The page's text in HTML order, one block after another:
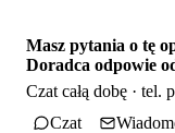
Masz pytania o tę
Doradca odpowie
Czat całą dobę · tel.
Czat